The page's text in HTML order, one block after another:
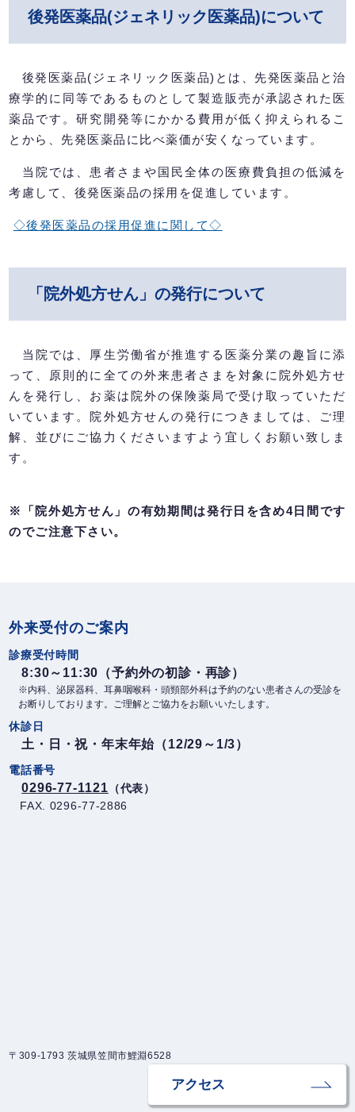
後発医薬品(ジェネリック医薬品)について
後発医薬品(ジェネリック医薬品)とは、先発医薬品と治
療学的に同等であるものとして製造販売が承認された医
薬品です。研究開発等にかかる費用が低く抑えられるこ
とから、先発医薬品に比べ薬価が安くなっています。
当院では、患者さまや国民全体の医療費負担の低減を
考慮して、後発医薬品の採用を促進しています。
◇後発医薬品の採用促進に関して◇
「院外処方せん」の発行について
当院では、厚生労働省が推進する医薬分業の趣旨に添
って、原則的に全ての外来患者さまを対象に院外処方せ
んを発行し、お薬は院外の保険薬局で受け取っていただ
いています。院外処方せんの発行につきましては、ご理
解、並びにご協力くださいますよう宜しくお願い致しま
す。
※「院外処方せん」の有効期間は発行日を含め4日間です
のでご注意下さい。
外来受付のご案内
診療受付時間
8:30～11:30（予約外の初診・再診）
※内科、泌尿器科、耳鼻咽喉科・頭頸部外科は予約のない患者さんの受診を
お断りしております。ご理解とご協力をお願いいたします。
休診日
土・日・祝・年末年始（12/29～1/3）
電話番号
0296-77-1121 （代表）
FAX. 0296-77-2886
〒309-1793 茨城県笠間市鯉淵6528
アクセス